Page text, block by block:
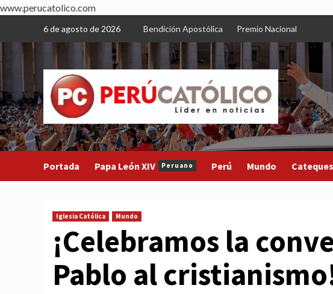
www.perucatolico.com
content
6 de agosto de 2026 Bendición Apostólica Premio Nacional
Portada Papa León XIV Peruano Perú Mundo
Iglesia Católica Mundo
¡Celebramos la
Pablo al